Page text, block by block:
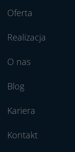
Oferta
Realizacja
O nas
Blog
Kariera
Kontakt